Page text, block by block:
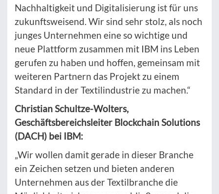
Nachhaltigkeit und Digitalisierung ist für uns
zukunftsweisend. Wir sind sehr stolz, als noch
junges Unternehmen eine so wichtige und
neue Plattform zusammen mit IBM ins Leben
gerufen zu haben und hoffen, gemeinsam mit
weiteren Partnern das Projekt zu einem
Standard in der Textilindustrie zu machen.“
Christian Schultze-Wolters,
Geschäftsbereichsleiter Blockchain Solutions
(DACH) bei IBM:
„Wir wollen damit gerade in dieser Branche
ein Zeichen setzen und bieten anderen
Unternehmen aus der Textilbranche die